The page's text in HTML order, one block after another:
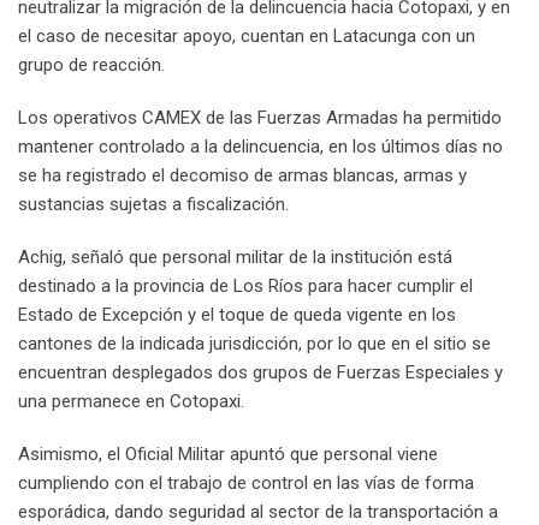
neutralizar la migración de la delincuencia hacia Cotopaxi, y en
el caso de necesitar apoyo, cuentan en Latacunga con un
grupo de reacción.
Los operativos CAMEX de las Fuerzas Armadas ha permitido
mantener controlado a la delincuencia, en los últimos días no
se ha registrado el decomiso de armas blancas, armas y
sustancias sujetas a fiscalización.
Achig, señaló que personal militar de la institución está
destinado a la provincia de Los Ríos para hacer cumplir el
Estado de Excepción y el toque de queda vigente en los
cantones de la indicada jurisdicción, por lo que en el sitio se
encuentran desplegados dos grupos de Fuerzas Especiales y
una permanece en Cotopaxi.
Asimismo, el Oficial Militar apuntó que personal viene
cumpliendo con el trabajo de control en las vías de forma
esporádica, dando seguridad al sector de la transportación a